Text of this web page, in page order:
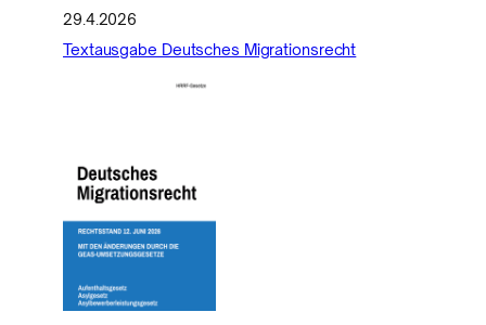
29.4.2026
Textausgabe Deutsches Migrationsrecht